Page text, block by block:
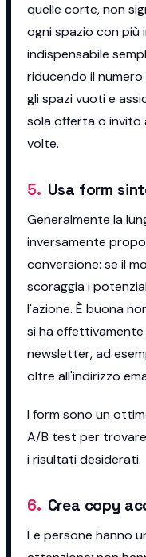
quelle corte, non
ogni spazio con più
indispensabile
riducendo il
gli spazi vuoti e
sola offerta o invito
volte.
5. Usa form
Generalmente la
inversamente
conversione: se il
scoraggia i
l'azione. È buona
si ha effettivamente
newsletter, ad
oltre all'indirizzo
I form sono un
A/B test per
i risultati desiderati.
6. Crea copy
Le persone hanno